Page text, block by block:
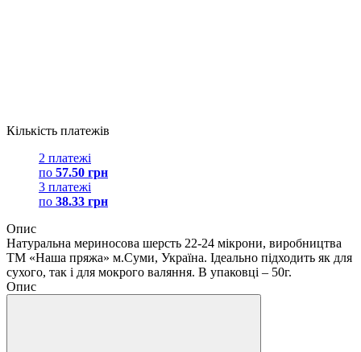
Кількість платежів
2 платежі
по 57.50 грн
3 платежі
по 38.33 грн
Опис
Натуральна мериносова шерсть 22-24 мікрони, виробництва
ТМ «Наша пряжа» м.Суми, Україна. Ідеально підходить як для
сухого, так і для мокрого валяння. В упаковці – 50г.
Опис